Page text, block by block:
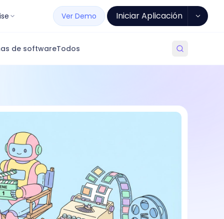
Ver Demo Iniciar Aplicación
de softwareTodos